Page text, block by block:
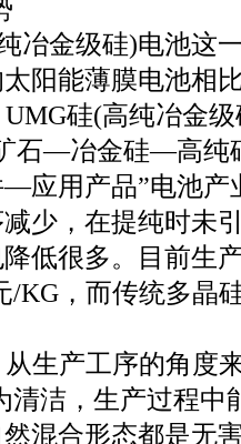
冶金级硅)电池这
太阳能薄膜电池
硅(高纯冶金
石—冶金硅—高
用产品”电池产
少，在提纯时未
低很多。目前生
/KG，而传统多晶
生产工序的角度
清洁，生产过程中
混合形态都是无